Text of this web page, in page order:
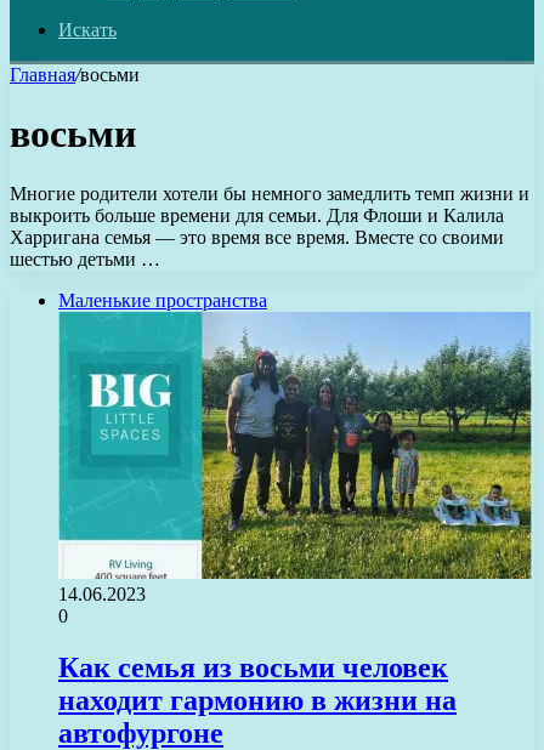
Искать
Главная/восьми
восьми
Многие родители хотели бы немного замедлить темп жизни и
выкроить больше времени для семьи. Для Флоши и Калила
Харригана семья — это время все время. Вместе со своими
шестью детьми …
Маленькие пространства
14.06.2023
0
Как семья из восьми человек
находит гармонию в жизни на
автофургоне